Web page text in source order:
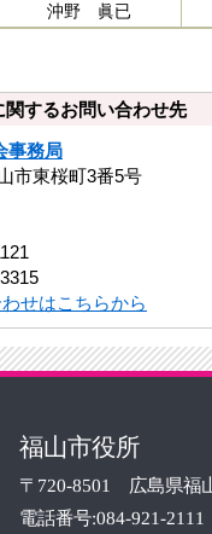
沖野 眞已
関するお問い合わせ先
事務局
市東桜町3番5号
せはこちらから
福山市役所
〒720-8501 広島県福
電話番号:084-921-2111